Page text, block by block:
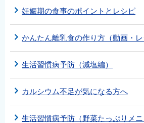
妊娠期の食事のポイントとレシピ
かんたん離乳食の作り方（動画・レ
生活習慣病予防（減塩編）
カルシウム不足が気になる方へ
生活習慣病予防（野菜たっぷりメニ